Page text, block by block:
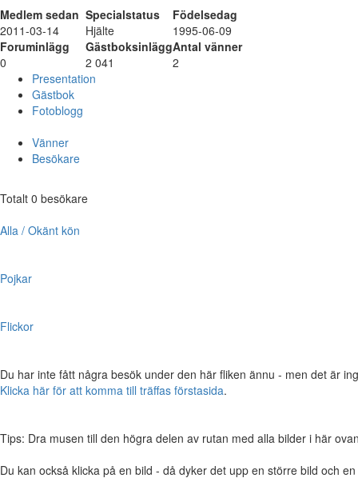
Medlem sedan Specialstatus
Födelsedag
2011-03-14
Hjälte
1995-06-09
Foruminlägg
GästboksinläggAntal vänner
0
2 041
2
Presentation
Gästbok
Fotoblogg
Vänner
Besökare
Totalt 0 besökare
Alla / Okänt kön
Pojkar
Flickor
Du har inte fått några besök under den här fliken ännu - men det är
Klicka här för att komma till träffas förstasida.
Tips: Dra musen till den högra delen av rutan med alla bilder i här
Du kan också klicka på en bild - då dyker det upp en större bild och